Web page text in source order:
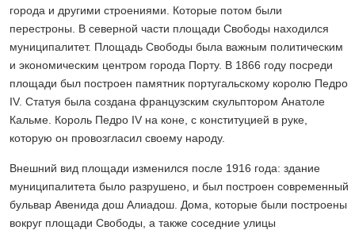
города и другими строениями. Которые потом были
перестроны. В северной части площади Свободы находился
муниципалитет. Площадь Свободы была важным политическим
и экономическим центром города Порту. В 1866 году посреди
площади был построен памятник португальскому королю Педро
IV. Статуя была создана французским скульптором Анатоле
Кальме. Король Педро IV на коне, с конституцией в руке,
которую он провозгласил своему народу.
Внешний вид площади изменился после 1916 года: здание
муниципалитета было разрушено, и был построен современный
бульвар Авенида дош Алиадош. Дома, которые были построены
вокруг площади Свободы, а также соседние улицы